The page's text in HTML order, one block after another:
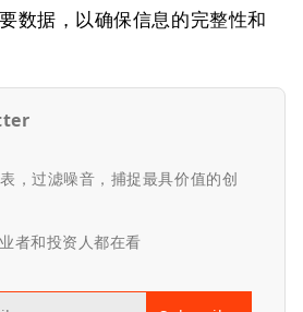
数据，以确保信息的完整性和
，过滤噪音，捕捉最具价值的创
者和投资人都在看